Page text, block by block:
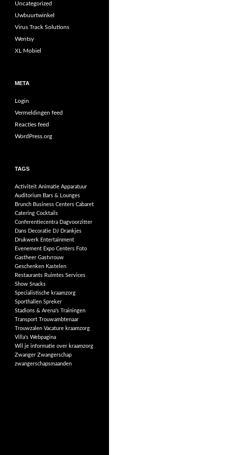
Uncategorized
Uwbuurtwinkel
Virus Track Solutions
Wentsy
XL Mobiel
META
Login
Vermeldingen feed
Reacties feed
WordPress.org
TAGS
Activiteit Animatie Apparatuur
Auditorium Bars & Lounges
Brunch Business Centers Cabaret
Catering Cocktails
Conferentiecentra Dagvoorzitter
Dans Decoratie DJ Drankjes
Drukwerk Entertainment
Evenement Expo Centers Foto
Gastheer Gastvrouw
Geschenken Kastelen
Restaurants Ruimtes Services
Show Snacks
Specialistische kraamzorg
Sporthallen Spreker
Stadions & Arena's Trainingen
Transport Trouwambtenaar
Trouwzalen Vacature kraamzorg
Villa's Webpagina
Wil je informatie over kraamzorg
Zwanger Zwangerschap
zwangerschapsmaanden